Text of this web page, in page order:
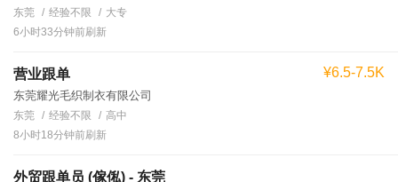
东莞 经验不限
大专
6小时33分钟前刷新
营业跟单
东莞耀光毛织制衣有限公司
¥6.5-7.5K
东莞 经验不限
高中
8小时18分钟前刷新
外贸跟单员 (傢俬) - 东莞